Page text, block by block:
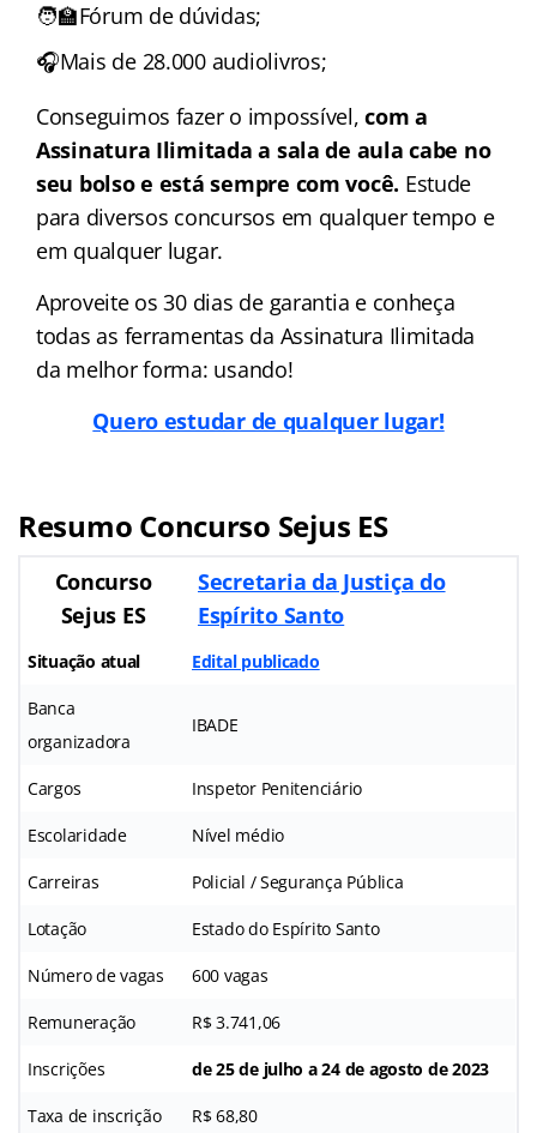
🧑‍🏫Fórum de dúvidas;
🎧Mais de 28.000 audiolivros;
Conseguimos fazer o impossível,com a
Assinatura Ilimitada a sala de aula cabe no
seu bolso e está sempre com você. Estude
para diversos concursos em qualquer tempo e
em qualquer lugar.
Aproveite os 30 dias de garantia e conheça
todas as ferramentas da Assinatura Ilimitada
da melhor forma: usando!
Quero estudar de qualquer lugar!
Resumo Concurso Sejus ES
Concurso
Sejus ES
Secretaria da Justiça do
Espírito Santo
Situação atual Edital publicado
Banca
organizadora
IBADE
Cargos Inspetor Penitenciário
Escolaridade Nível médio
Carreiras Policial / Segurança Pública
Lotação Estado do Espírito Santo
Número de vagas 600 vagas
Remuneração R$ 3.741,06
Inscrições de 25 de julho a 24 de agosto de 2023
Taxa de inscrição R$ 68,80